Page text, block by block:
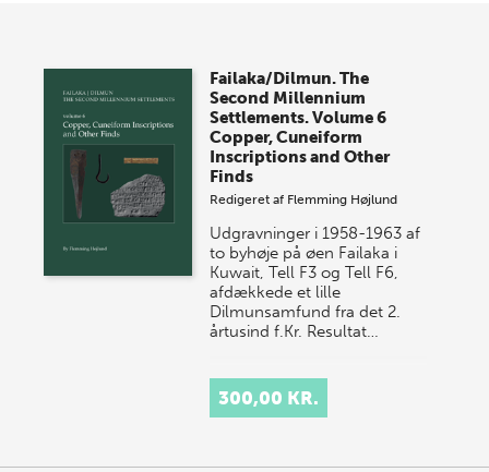
Failaka/Dilmun. The
Second Millennium
Settlements. Volume 6
Copper, Cuneiform
Inscriptions and Other
Finds
Redigeret af Flemming Højlund
Udgravninger i 1958-1963 af
to byhøje på øen Failaka i
Kuwait, Tell F3 og Tell F6,
afdækkede et lille
Dilmunsamfund fra det 2.
årtusind f.Kr. Resultat…
300,00 KR.